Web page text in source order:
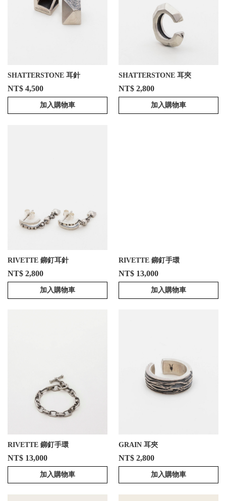
SHATTERSTONE 耳針
NT$ 4,500
加入購物車
SHATTERSTONE 耳夾
NT$ 2,800
加入購物車
RIVETTE 鉚釘耳針
NT$ 2,800
加入購物車
RIVETTE 鉚釘手環
NT$ 13,000
加入購物車
RIVETTE 鉚釘手環
NT$ 13,000
加入購物車
GRAIN 耳夾
NT$ 2,800
加入購物車